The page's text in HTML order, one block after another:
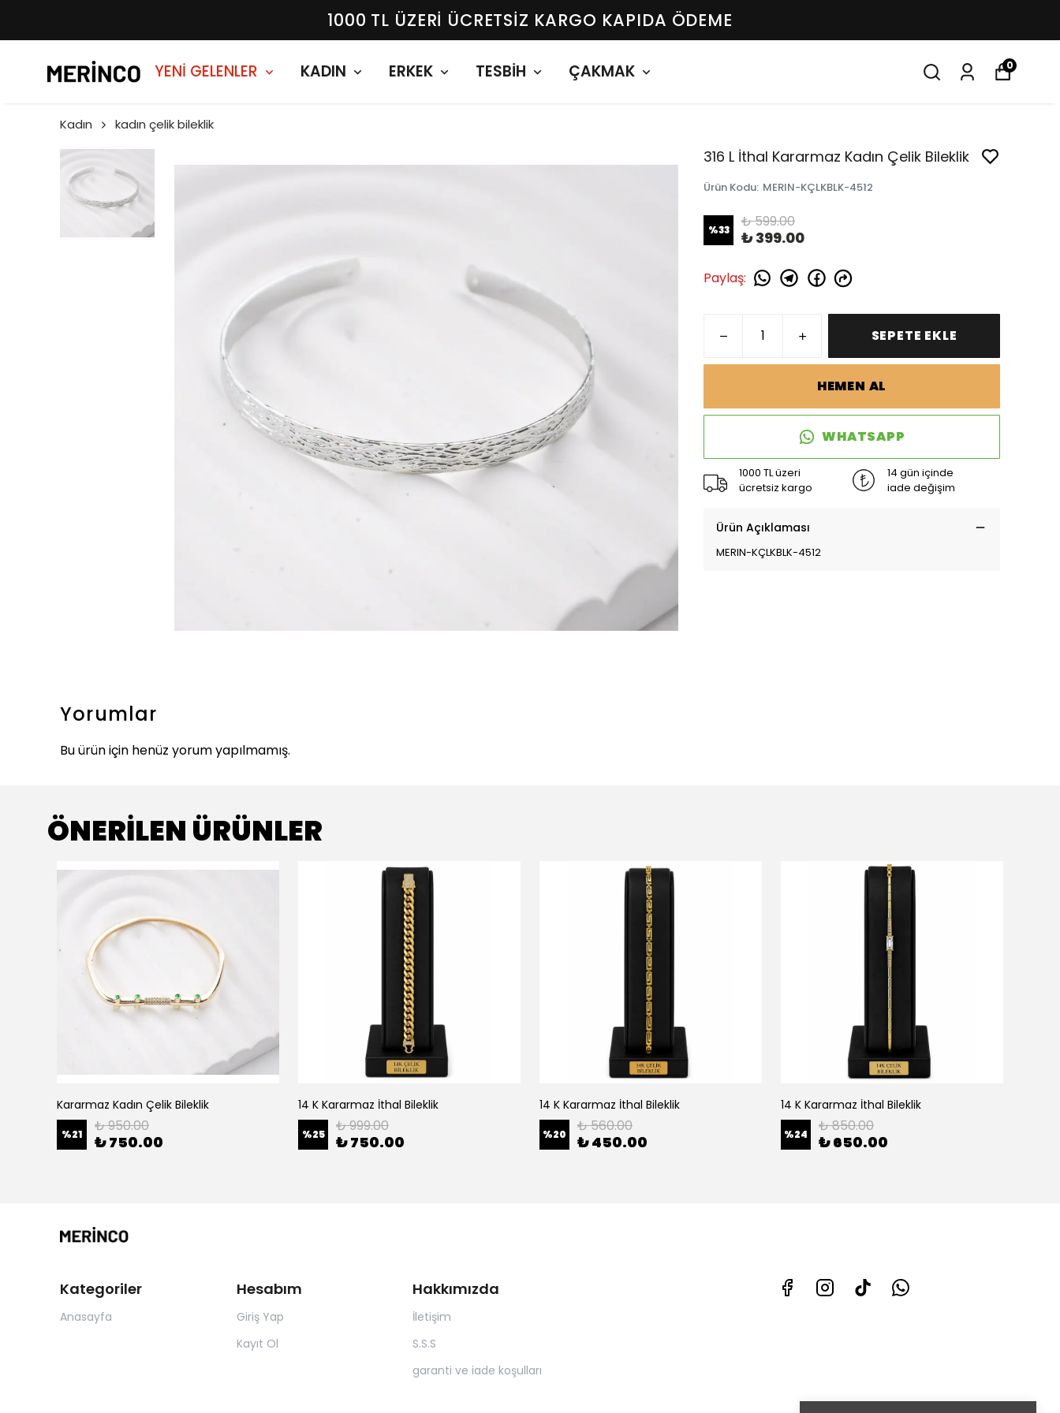
1000 TL ÜZERI ÜCRETSIZ KARGO KAPIDA ÖDEME
YENİ GELENLER KADIN ERKEK TESBİH ÇAKMAK 0
Kadın kadın çelik bileklik
316 L İthal Kararmaz Kadın Çelik Bileklik
Ürün Kodu: MERIN-KÇLKBLK-4512
%33 ₺ 599.00
₺ 399.00
Paylaş:
SEPETE EKLE
HEMEN AL
WHATSAPP
1000 TL üzeri
ücretsiz kargo
14 gün içinde
iade değişim
Ürün Açıklaması
MERIN-KÇLKBLK-4512
Yorumlar
Bu ürün için henüz yorum yapılmamış.
ÖNERİLEN ÜRÜNLER
Kararmaz Kadın Çelik Bileklik
%21 ₺ 950.00
₺ 750.00
14 K Kararmaz İthal Bileklik
%25 ₺ 999.00
₺ 750.00
14 K Kararmaz İthal Bileklik
%20 ₺ 560.00
₺ 450.00
14 K Kararmaz İthal Bileklik
%24 ₺ 850.00
₺ 650.00
Kategoriler
Anasayfa
Hesabım
Giriş Yap
Kayıt Ol
Hakkımızda
İletişim
S.S.S
garanti ve iade koşulları